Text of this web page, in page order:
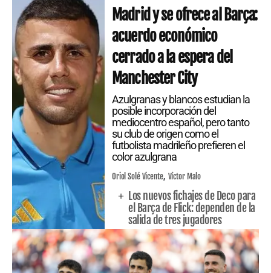
Madrid y se ofrece al Barça:
acuerdo económico
cerrado a la espera del
Manchester City
Azulgranas y blancos estudian la
posible incorporación del
mediocentro español, pero tanto
su club de origen como el
futbolista madrileño prefieren el
color azulgrana
Oriol Solé Vicente Víctor Malo
Los nuevos fichajes de Deco para
el Barça de Flick: dependen de la
salida de tres jugadores